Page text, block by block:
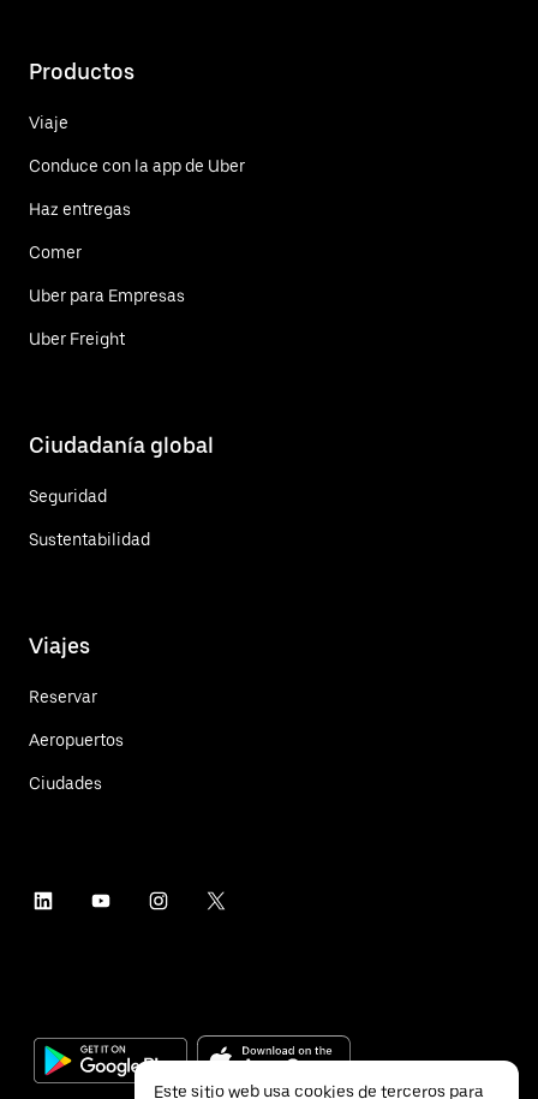
Productos
Viaje
Conduce con la app de Uber
Haz entregas
Comer
Uber para Empresas
Uber Freight
Ciudadanía global
Seguridad
Sustentabilidad
Viajes
Reservar
Aeropuertos
Ciudades
Este sitio web usa cookies de terceros para